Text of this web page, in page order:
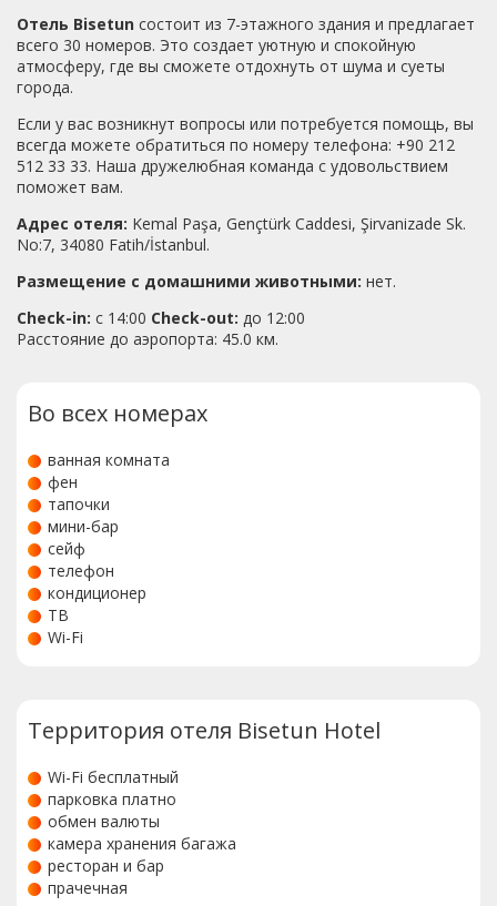
Отель Bisetun состоит из 7-этажного здания и предлагает
всего 30 номеров. Это создает уютную и спокойную
атмосферу, где вы сможете отдохнуть от шума и суеты
города.
Если у вас возникнут вопросы или потребуется помощь, вы
всегда можете обратиться по номеру телефона: +90 212
512 33 33. Наша дружелюбная команда с удовольствием
поможет вам.
Адрес отеля: Kemal Paşa, Gençtürk Caddesi, Şirvanizade Sk.
No:7, 34080 Fatih/İstanbul.
Размещение с домашними животными: нет.
Check-in: с 14:00 Check-out: до 12:00
Расстояние до аэропорта: 45.0 км.
Во всех номерах
ванная комната
фен
тапочки
мини-бар
сейф
телефон
кондиционер
ТВ
Wi-Fi
Территория отеля Bisetun Hotel
Wi-Fi бесплатный
парковка платно
обмен валюты
камера хранения багажа
ресторан и бар
прачечная